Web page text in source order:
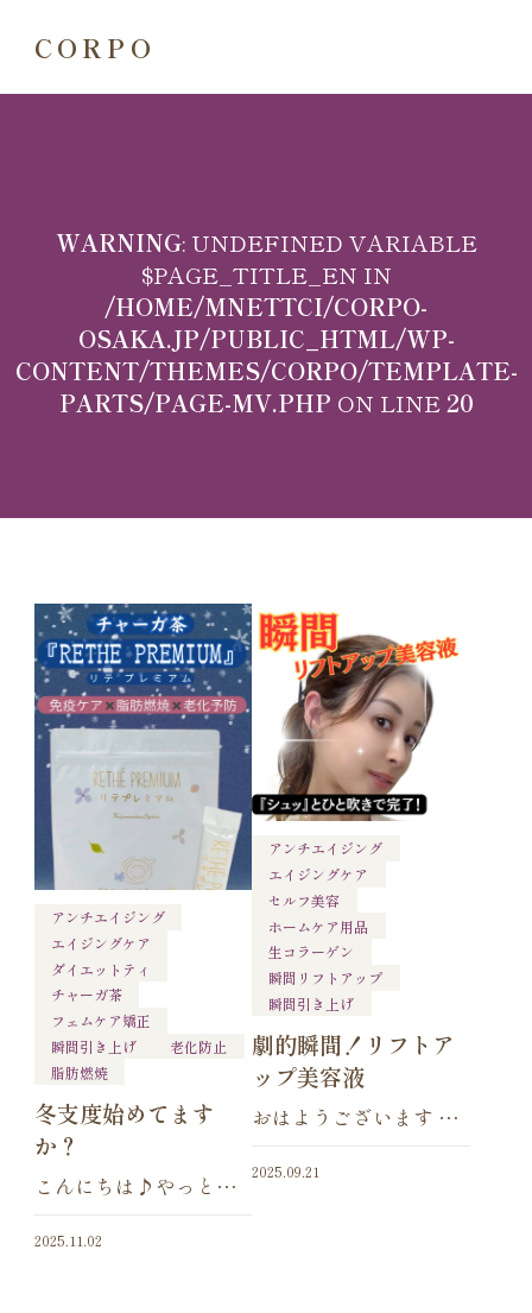
CORPO
WARNING: UNDEFINED VARIABLE
$PAGE_TITLE_EN IN
/HOME/MNETTCI/CORPO-
OSAKA.JP/PUBLIC_HTML/WP-
CONTENT/THEMES/CORPO/TEMPLATE-
PARTS/PAGE-MV.PHP ON LINE 20
アンチエイジング
エイジングケア
ダイエットティ
チャーガ茶
フェムケア矯正
瞬間引き上げ
老化防止
脂肪燃焼
冬支度始めてます
か？
こんにちは♪やっと葉
える準備が進んできま
2025.11.02
アンチエイジング
エイジングケア
セルフ美容
ホームケア用品
生コラーゲン
瞬間リフトアップ
瞬間引き上げ
劇的瞬間！リフトア
ップ美容液
おはようございます や
れるようになってきま
2025.09.21